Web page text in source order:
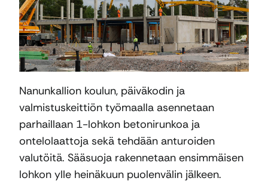
Nanunkallion koulun, päiväkodin ja
valmistuskeittiön työmaalla asennetaan
parhaillaan 1-lohkon betonirunkoa ja
ontelolaattoja sekä tehdään anturoiden
valutöitä. Sääsuoja rakennetaan ensimmäisen
lohkon ylle heinäkuun puolenvälin jälkeen.